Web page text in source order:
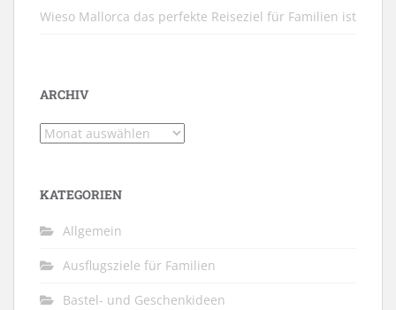
Wieso Mallorca das perfekte Reiseziel für Familien ist
ARCHIV
Archiv
KATEGORIEN
Allgemein
Ausflugsziele für Familien
Bastel- und Geschenkideen